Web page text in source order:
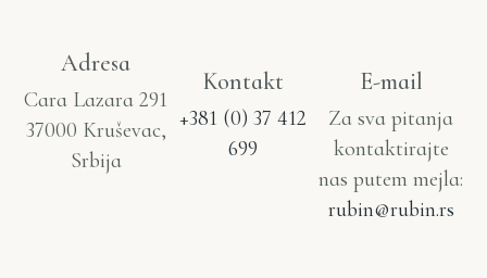
Adresa
Cara Lazara 291
37000 Kruševac,
Srbija
Kontakt
+381 (0) 37 412
699
E-mail
Za sva pitanja
kontaktirajte
nas putem mejla:
rubin@rubin.rs